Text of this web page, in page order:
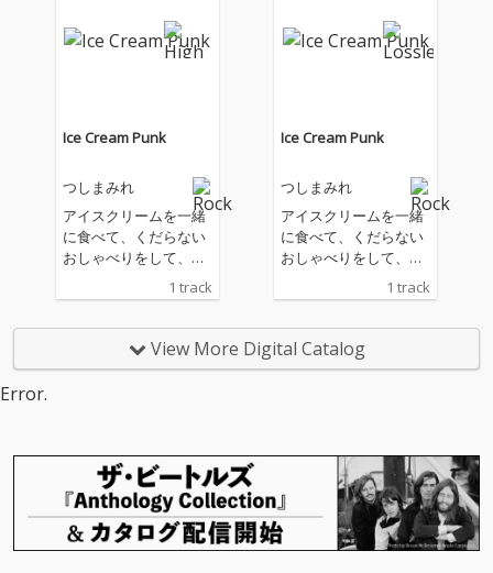
アーだった。初めての
土地で大歓声を浴びつ
同時にとても大事なも
のであり運び続けなけ
と。その当時の気持ち
を今もなお持ち続けそ
してついに曲となっ
た。 お荷物とは、旅に
だけではなく、人生に
い表している。 彼女た
真骨頂と言える一曲
だ。 軽快なリズムと転
調を重ねていくクール
な旋律、そしてシニカ
ルな表現からも誠実さ
アーだった。初めての
土地で大歓声を浴びつ
同時にとても大事なも
のであり運び続けなけ
と。その当時の気持ち
を今もなお持ち続けそ
してついに曲となっ
た。 お荷物とは、旅に
だけではなく、人生に
い表している。 彼女た
真骨頂と言える一曲
だ。 軽快なリズムと転
調を重ねていくクール
な旋律、そしてシニカ
ルな表現からも誠実さ
Ice Cream Punk
つしまみれ
アイスクリームを一緒
に食べて、くだらない
おしゃべりをして、あ
い。 そんな素直で飾ら
ずさみたくなるような
爽やかなメロディーに
ず。 切ないだけじゃな
い、甘いだけじゃな
い、つしまみれならで
はのこだわり抜いたシ
ンプルさを味わってほ
1 track
Ice Cream Punk
つしまみれ
アイスクリームを一緒
に食べて、くだらない
おしゃべりをして、あ
い。 そんな素直で飾ら
ずさみたくなるような
爽やかなメロディーに
ず。 切ないだけじゃな
い、甘いだけじゃな
い、つしまみれならで
はのこだわり抜いたシ
ンプルさを味わってほ
1 track
View More Digital Catalog
Error.